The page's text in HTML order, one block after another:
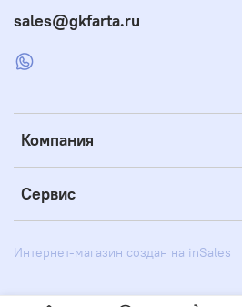
Компания
Сервис
sales@gkfarta.ru
Интернет-магазин создан на inSales